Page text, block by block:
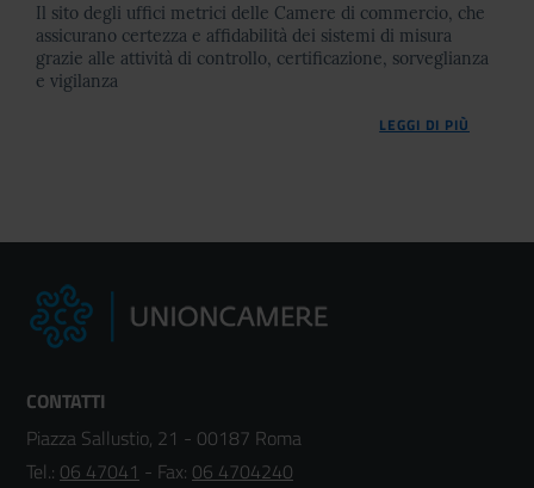
Il sito degli uffici metrici delle Camere di commercio, che
assicurano certezza e affidabilità dei sistemi di misura
grazie alle attività di controllo, certificazione, sorveglianza
e vigilanza
LEGGI DI PIÙ
CONTATTI
Piazza Sallustio, 21 - 00187 Roma
Tel.: 06 47041 - Fax: 06 4704240